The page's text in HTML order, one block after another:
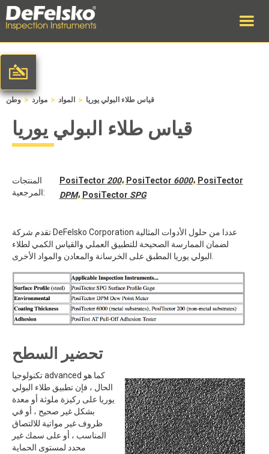
وطن > موارد > المواد > قياس طلاء البولي يوريا
قياس طلاء البولي يوريا
المنتجات
المرجعية:
PosiTector 200، PosiTector 6000، PosiTector
DPM، PosiTector SPG
تقدم شركة DeFelsko Corporation عددا من حلول الأدوات المثالية
لضمان الممارسة الصحيحة للتطبيق العملي والقياس الكمي لطلاء
تحضير السطح
تكنولوجيا advanced كما هو
الحال ، فإن تطبيق طلاء البولي
يوريا على ركيزة ملوثة أو معدة
بشكل غير صحيح ، أو في
ظروف غير مواتية للالتصاق
المناسب ، أو على سمك غير
محدد لمستوى الحماية